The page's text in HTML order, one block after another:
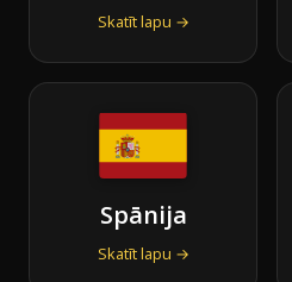
Skatīt lapu →
Spānija
Skatīt lapu →